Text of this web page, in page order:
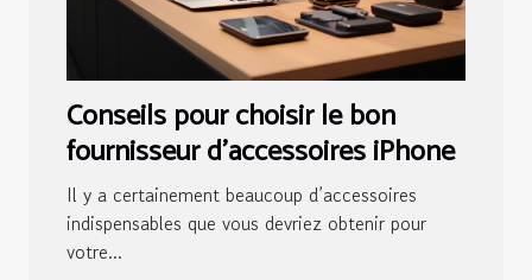
Conseils pour choisir le bon
fournisseur d’accessoires iPhone
Il y a certainement beaucoup d’accessoires
indispensables que vous devriez obtenir pour
votre...